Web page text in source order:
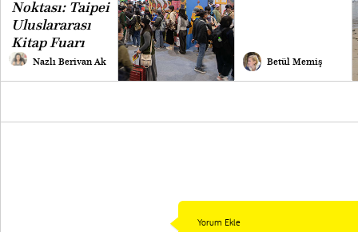
Noktası: Taipei
Uluslararası
Kitap Fuarı
Nazlı Berivan Ak Betül Memiş